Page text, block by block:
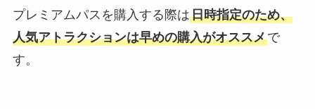
プレミアムパスを購入する際は日時指定のため、
人気アトラクションは早めの購入がオススメで
す。